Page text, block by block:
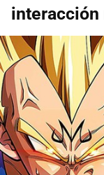
interacción